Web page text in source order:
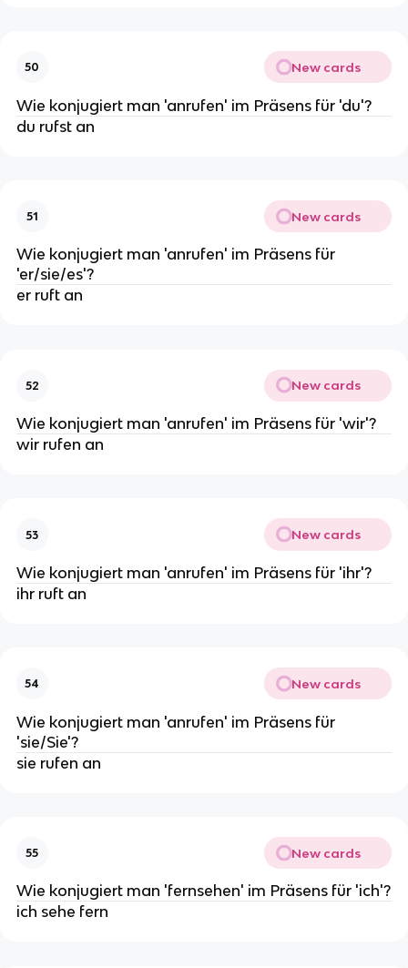
50 New cards
Wie konjugiert man 'anrufen' im Präsens für 'du'?
du rufst an
51 New cards
Wie konjugiert man 'anrufen' im Präsens für
'er/sie/es'?
er ruft an
52 New cards
Wie konjugiert man 'anrufen' im Präsens für 'wir'?
wir rufen an
53 New cards
Wie konjugiert man 'anrufen' im Präsens für 'ihr'?
ihr ruft an
54 New cards
Wie konjugiert man 'anrufen' im Präsens für
'sie/Sie'?
sie rufen an
55 New cards
Wie konjugiert man 'fernsehen' im Präsens für 'ich'?
ich sehe fern